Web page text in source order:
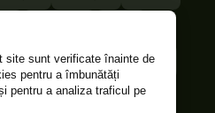
site sunt verificate înainte de
pentru a îmbunătăți
pentru a analiza traficul pe
Vrancea Satumare
Caras-Severin